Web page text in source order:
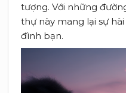
tượng. Với những
thự này mang lại sự
đình bạn.